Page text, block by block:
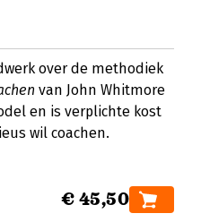
over de methodiek
van John Whitmore
en is verplichte kost
wil coachen.
€ 45,50